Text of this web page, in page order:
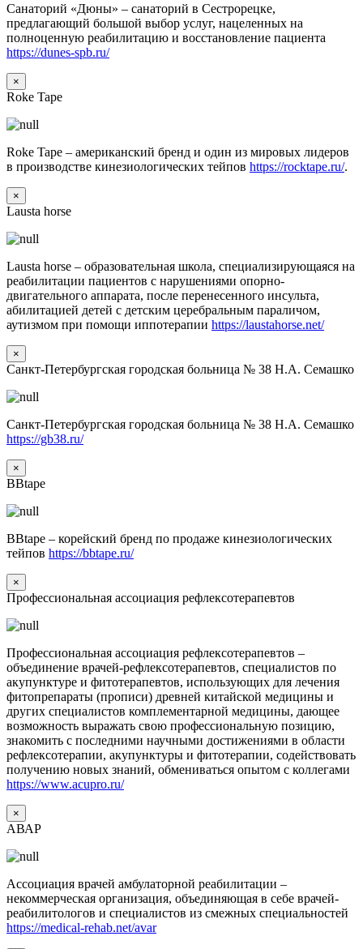
Санаторий «Дюны» – санаторий в Сестрорецке,
предлагающий большой выбор услуг, нацеленных на
полноценную реабилитацию и восстановление пациента
https://dunes-spb.ru/
×
Roke Tape
Roke Tape – американский бренд и один из мировых лидеров
в производстве кинезиологических тейпов https://rocktape.ru/.
×
Lausta horse
Lausta horse – образовательная школа, специализирующаяся на
реабилитации пациентов с нарушениями опорно-
двигательного аппарата, после перенесенного инсульта,
абилитацией детей с детским церебральным параличом,
аутизмом при помощи иппотерапии https://laustahorse.net/
×
Санкт-Петербургская городская больница № 38 Н.А. Семашко
Санкт-Петербургская городская больница № 38 Н.А. Семашко
https://gb38.ru/
×
BBtape
BBtape – корейский бренд по продаже кинезиологических
тейпов https://bbtape.ru/
×
Профессиональная ассоциация рефлексотерапевтов
Профессиональная ассоциация рефлексотерапевтов –
объединение врачей-рефлексотерапевтов, специалистов по
акупунктуре и фитотерапевтов, использующих для лечения
фитопрепараты (прописи) древней китайской медицины и
других специалистов комплементарной медицины, дающее
возможность выражать свою профессиональную позицию,
знакомить с последними научными достижениями в области
рефлексотерапии, акупунктуры и фитотерапии, содействовать
получению новых знаний, обмениваться опытом с коллегами
https://www.acupro.ru/
×
АВАР
Ассоциация врачей амбулаторной реабилитации –
некоммерческая организация, объединяющая в себе врачей-
реабилитологов и специалистов из смежных специальностей
https://medical-rehab.net/avar